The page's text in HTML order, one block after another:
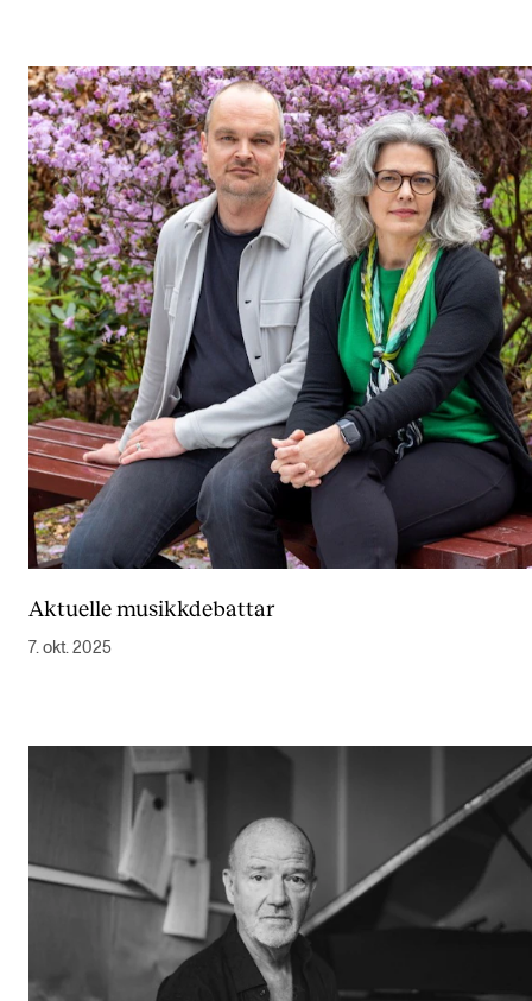
Aktuelle musikkdebattar
7. okt. 2025